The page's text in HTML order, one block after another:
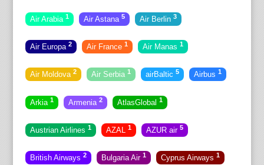
Air Arabia 1 Air Astana 5 Air Berlin 3
Air Europa 2 Air France 1 Air Manas 1
Air Moldova 2 Air Serbia 1 airBaltic 5 Airbus 1
Arkia 1 Armenia 2 AtlasGlobal 1
Austrian Airlines 1 AZAL 1 AZUR air 5
British Airways 2 Bulgaria Air 1 Cyprus Airways 1